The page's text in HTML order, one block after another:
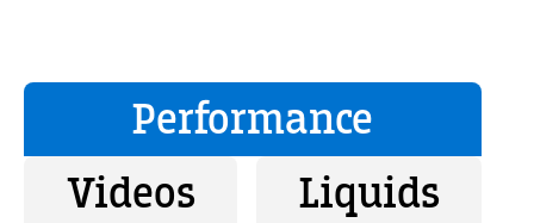
Performance
Videos
Liquids